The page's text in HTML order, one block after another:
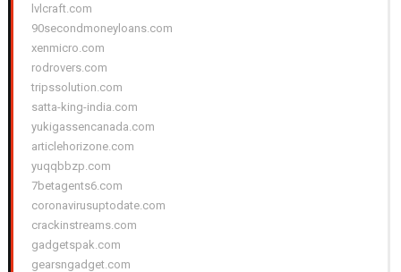
lvlcraft.com
90secondmoneyloans.com
xenmicro.com
rodrovers.com
tripssolution.com
satta-king-india.com
yukigassencanada.com
articlehorizone.com
yuqqbbzp.com
7betagents6.com
coronavirusuptodate.com
crackinstreams.com
gadgetspak.com
gearsngadget.com